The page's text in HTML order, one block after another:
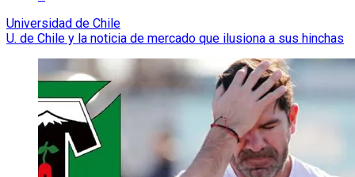
Universidad de Chile
U. de Chile y la noticia de mercado que ilusiona a sus hinchas